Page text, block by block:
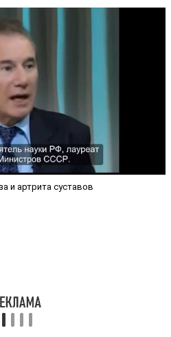
и артрита суставов